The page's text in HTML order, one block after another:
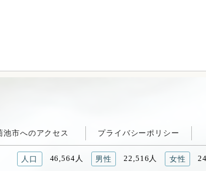
池市へのアクセス プライバシーポリシー
人口 46,564人 男性 22,516人 女性